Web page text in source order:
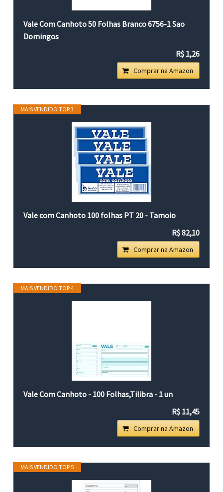
Vale Com Canhoto 50 Folhas Branco 6756-1 Sao
Domingos
R$ 1,26
Comprar na Amazon
MAIS VENDIDO TOP 3
Vale com Canhoto 100 folhas PT 20 - Tamoio
R$ 82,10
Comprar na Amazon
MAIS VENDIDO TOP 4
Vale Com Canhoto - 100 Folhas,Tilibra - 1 un
R$ 11,45
Comprar na Amazon
MAIS VENDIDO TOP 5